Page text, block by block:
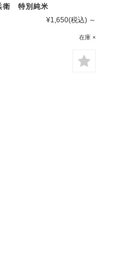
衛 特別純米
¥1,650(税込) ～
在庫 ×